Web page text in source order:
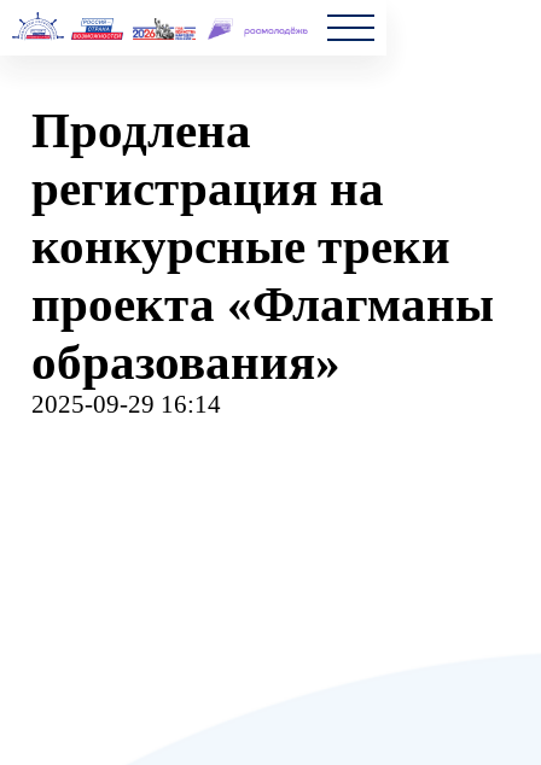
регистрация на
конкурсные треки
проекта «Флагманы
образования»
2025-09-29 16:14